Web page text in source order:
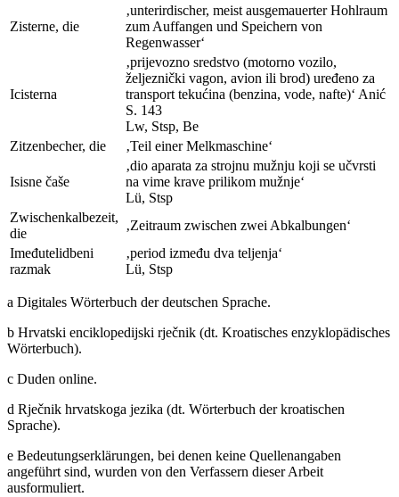
Zisterne, die
‚unterirdischer, meist ausgemauerter Hohlraum
zum Auffangen und Speichern von
Regenwasser‘
Icisterna
‚prijevozno sredstvo (motorno vozilo,
željeznički vagon, avion ili brod) uređeno za
transport tekućina (benzina, vode, nafte)‘ Anić
S. 143
Lw, Stsp, Be
Zitzenbecher, die
‚Teil einer Melkmaschine‘
Isisne čaše
‚dio aparata za strojnu mužnju koji se učvrsti
na vime krave prilikom mužnje‘
Lü, Stsp
Zwischenkalbezeit,
die
‚Zeitraum zwischen zwei Abkalbungen‘
Imeđutelidbeni
razmak
‚period između dva teljenja‘
Lü, Stsp
a Digitales Wörterbuch der deutschen Sprache.
b Hrvatski enciklopedijski rječnik (dt. Kroatisches enzyklopädisches
Wörterbuch).
c Duden online.
d Rječnik hrvatskoga jezika (dt. Wörterbuch der kroatischen
Sprache).
e Bedeutungserklärungen, bei denen keine Quellenangaben
angeführt sind, wurden von den Verfassern dieser Arbeit
ausformuliert.